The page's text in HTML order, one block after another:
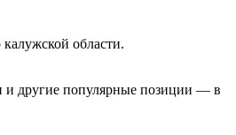
области.
и другие популярные позиции — в